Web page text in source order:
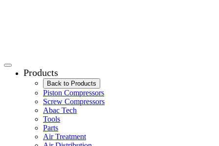
Products
Back to Products
Piston Compressors
Screw Compressors
Abac Tech
Tools
Parts
Air Treatment